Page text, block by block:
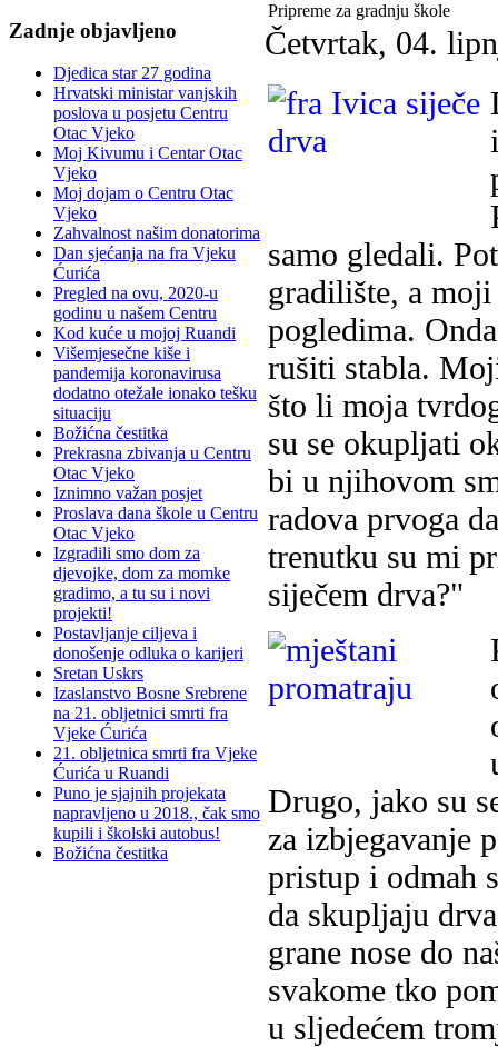
Zadnje objavljeno
Djedica star 27 godina
Hrvatski ministar vanjskih
poslova u posjetu Centru
Otac Vjeko
Moj Kivumu i Centar Otac
Vjeko
Moj dojam o Centru Otac
Vjeko
Zahvalnost našim donatorima
Dan sjećanja na fra Vjeku
Ćurića
Pregled na ovu, 2020-u
godinu u našem Centru
Kod kuće u mojoj Ruandi
Višemjesečne kiše i
pandemija koronavirusa
dodatno otežale ionako tešku
situaciju
Božićna čestitka
Prekrasna zbivanja u Centru
Otac Vjeko
Iznimno važan posjet
Proslava dana škole u Centru
Otac Vjeko
Izgradili smo dom za
djevojke, dom za momke
gradimo, a tu su i novi
projekti!
Postavljanje ciljeva i
donošenje odluka o karijeri
Sretan Uskrs
Izaslanstvo Bosne Srebrene
na 21. obljetnici smrti fra
Vjeke Ćurića
21. obljetnica smrti fra Vjeke
Ćurića u Ruandi
Puno je sjajnih projekata
napravljeno u 2018., čak smo
kupili i školski autobus!
Božićna čestitka
Pripreme za gradnju škole
Četvrtak, 04.
samo gledali.
gradilište, a
pogledima.
rušiti stabla.
što li moja
su se okupljati
bi u njihovom
radova prvoga
trenutku su mi
siječem drva?"
Drugo, jako su
za izbjegavanje
pristup i odmah
da skupljaju
grane nose do
svakome tko
u sljedećem